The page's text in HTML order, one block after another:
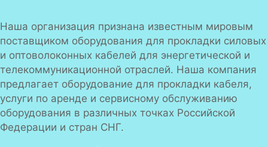
Наша организация признана известным мировым
поставщиком оборудования для прокладки силовых
и оптоволоконных кабелей для энергетической и
телекоммуникационной отраслей. Наша компания
предлагает оборудование для прокладки кабеля,
услуги по аренде и сервисному обслуживанию
оборудования в различных точках Российской
Федерации и стран СНГ.